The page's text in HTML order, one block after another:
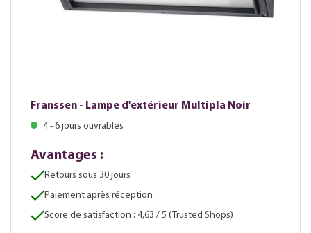
Franssen - Lampe d'extérieur Multipla Noir
4 - 6 jours ouvrables
Avantages :
Retours sous 30 jours
Paiement après réception
Score de satisfaction : 4,63 / 5 (Trusted Shops)